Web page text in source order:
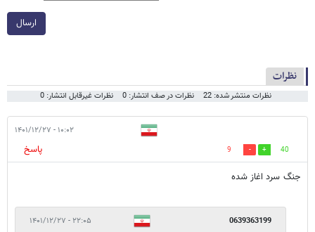
ارسال
نظرات
نظرات منتشر شده: 22 نظرات در صف انتشار: 0 نظرات غیرقابل انتشار: 0
۱۰:۰۲ - ۱۴۰۱/۱۲/۲۷
40
9
پاسخ
جنگ سرد اغاز شده
0639363199 ۲۲:۰۵ - ۱۴۰۱/۱۲/۲۷